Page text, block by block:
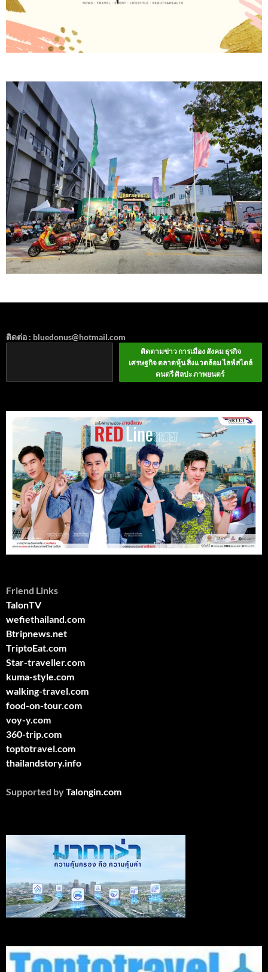
ติดต่อ : bluedonus@hotmail.com
ติดตามข่าว การเมือง สังคม ธุรกิจ
เศรษฐกิจ ตลาดหุ้น สิ่งแวดล้อม ไลฟ์สไตล์
ดนตรี ศิลปะ ภาพยนตร์
Friend Links
TalonTV
wefiethailand.com
Btripnews.net
TriptoEat.com
Star-traveller.com
kuma-style.com
walking-travel.com
food-on-tour.com
voy-y.com
360-trip.com
toptotravel.com
thailandstory.info
Supported byTalongin.com